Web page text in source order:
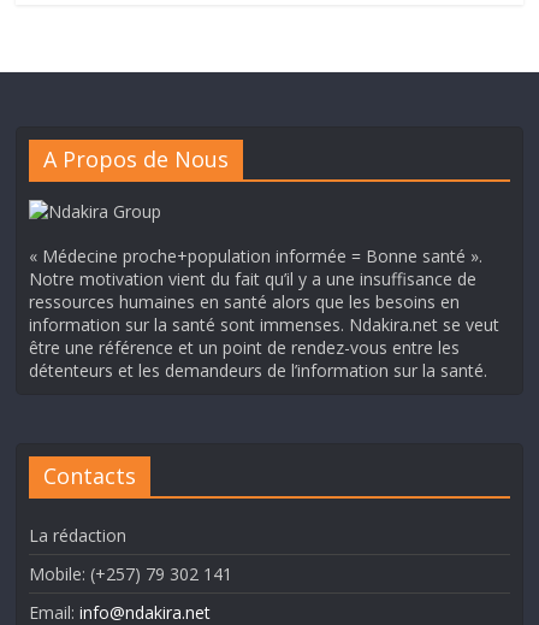
A Propos de Nous
« Médecine proche+population informée = Bonne santé ».
Notre motivation vient du fait qu’il y a une insuffisance de
ressources humaines en santé alors que les besoins en
information sur la santé sont immenses. Ndakira.net se veut
être une référence et un point de rendez-vous entre les
détenteurs et les demandeurs de l’information sur la santé.
Contacts
La rédaction
Mobile: (+257) 79 302 141
Email:info@ndakira.net